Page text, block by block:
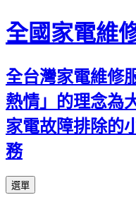
全國家電維
全台灣家電維修
熱情」的理念為
家電故障排除的
務
選單